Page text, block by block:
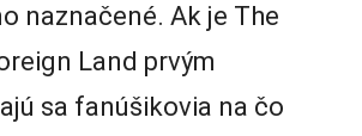
naznačené. Ak je The
Land prvým
sa fanúšikovia na čo